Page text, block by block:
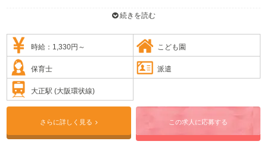
続きを読む
時給：1,330円～ こども園
保育士 派遣
大正駅 (大阪環状線)
さらに詳しく見る この求人に応募する